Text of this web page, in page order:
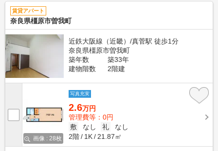
賃貸アパート
奈良県橿原市曽我町
近鉄大阪線（近畿）/真菅駅 徒歩1分
奈良県橿原市曽我町
築年数
築33年
建物階数
2階建
画像 : 28枚
写真充実
2.6万円
管理費等：0円
敷
なし 礼
なし
2階
1K 21.87㎡